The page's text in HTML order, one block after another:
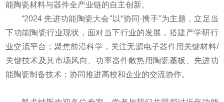
能陶瓷材料与器件全产业链的自主创新。
“2024 先进功能陶瓷大会"以“协同·携手"为主题，立足当
下功能陶瓷行业现状，面对当下行业的发展，搭建产学研行
业交流平台；聚焦前沿科学，关注无源电子器件用关键材料/
关键技术及其市场风向、功率器件散热用陶瓷基板、先进功
能陶瓷制备技术；协同推进高校和企业的交流协作。